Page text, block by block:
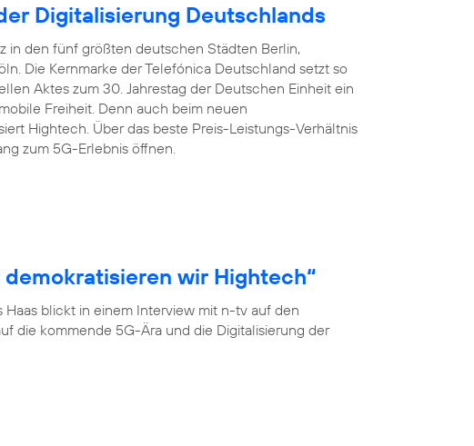
Digitalisierung Deutschlands
in den fünf größten deutschen Städten Berlin,
Die Kernmarke der Telefónica Deutschland setzt so
Aktes zum 30. Jahrestag der Deutschen Einheit ein
Freiheit. Denn auch beim neuen
Hightech. Über das beste Preis-Leistungs-Verhältnis
zum 5G-Erlebnis öffnen.
wir Hightech“
blickt in einem Interview mit n-tv auf den
die kommende 5G-Ära und die Digitalisierung der